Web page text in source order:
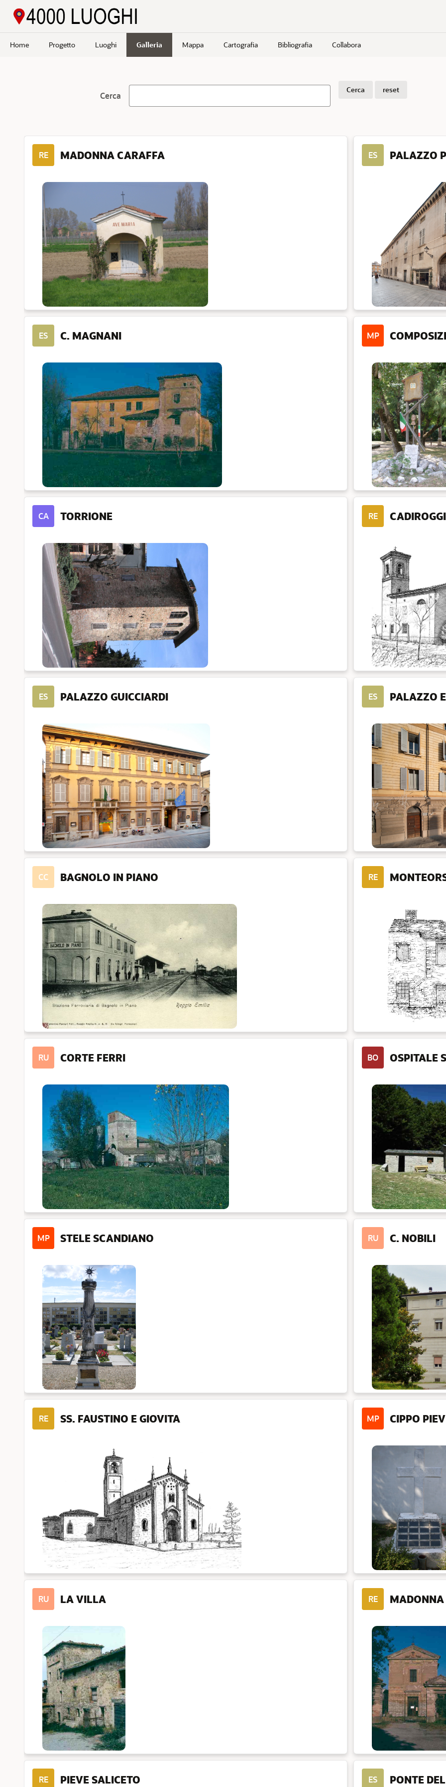
Home Progetto Luoghi Galleria Mappa Cartografia Bibliografia Collabora
Cerca
Cerca reset
RE MADONNA CARAFFA ES PALAZZO
ES C. MAGNANI MP
CA TORRIONE RE
ES PALAZZO GUICCIARDI ES PALAZZO
CC BAGNOLO IN PIANO RE
RU CORTE FERRI BO OSPITALE
MP STELE SCANDIANO RU C. NOBILI
RE SS. FAUSTINO E GIOVITA MP CIPPO
RU LA VILLA RE MADONNA
RE PIEVE SALICETO ES PONTE